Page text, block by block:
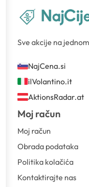
Sve akcije na
NajCena.si
ilVolantino.it
AktionsRadar.at
Moj račun
Moj račun
Obrada podataka
Politika kolačića
Kontaktirajte nas